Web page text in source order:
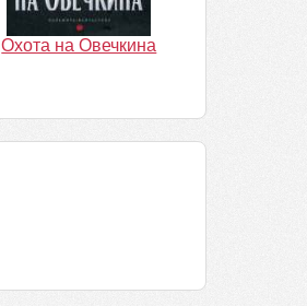
Охота на Овечкина